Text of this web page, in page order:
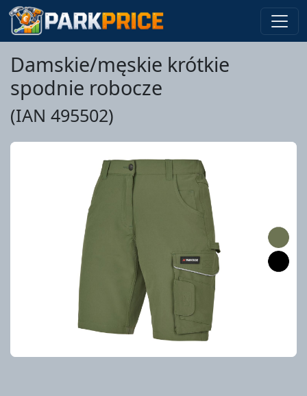
Damskie/męskie krótkie
spodnie robocze
(IAN 495502)